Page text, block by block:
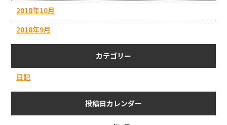
2018年10月
2018年9月
カテゴリー
日記
投稿日カレンダー